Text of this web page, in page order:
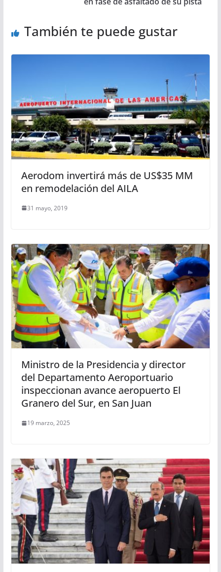
También te puede gustar
Aerodom invertirá más de US$35 MM
en remodelación del AILA
31 mayo, 2019
Ministro de la Presidencia y director
del Departamento Aeroportuario
inspeccionan avance aeropuerto El
Granero del Sur, en San Juan
19 marzo, 2025